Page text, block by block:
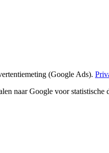
(Google Ads).
naar Google voor